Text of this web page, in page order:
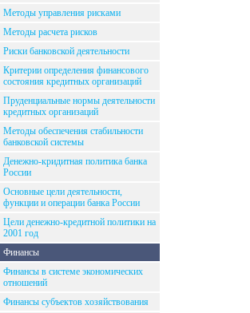
Методы управления рисками
Методы расчета рисков
Риски банковской деятельности
Критерии определения финансового
состояния кредитных организаций
Пруденциальные нормы деятельности
кредитных организаций
Методы обеспечения стабильности
банковской системы
Денежно-кридитная политика банка
России
Основные цели деятельности,
функции и операции банка России
Цели денежно-кредитной политики на
2001 год
Финансы
Финансы в системе экономических
отношений
Финансы субъектов хозяйствования